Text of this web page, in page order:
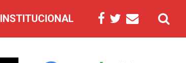
INSTITUCIONAL